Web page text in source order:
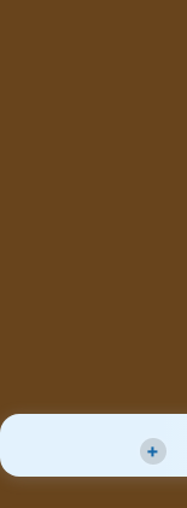
+